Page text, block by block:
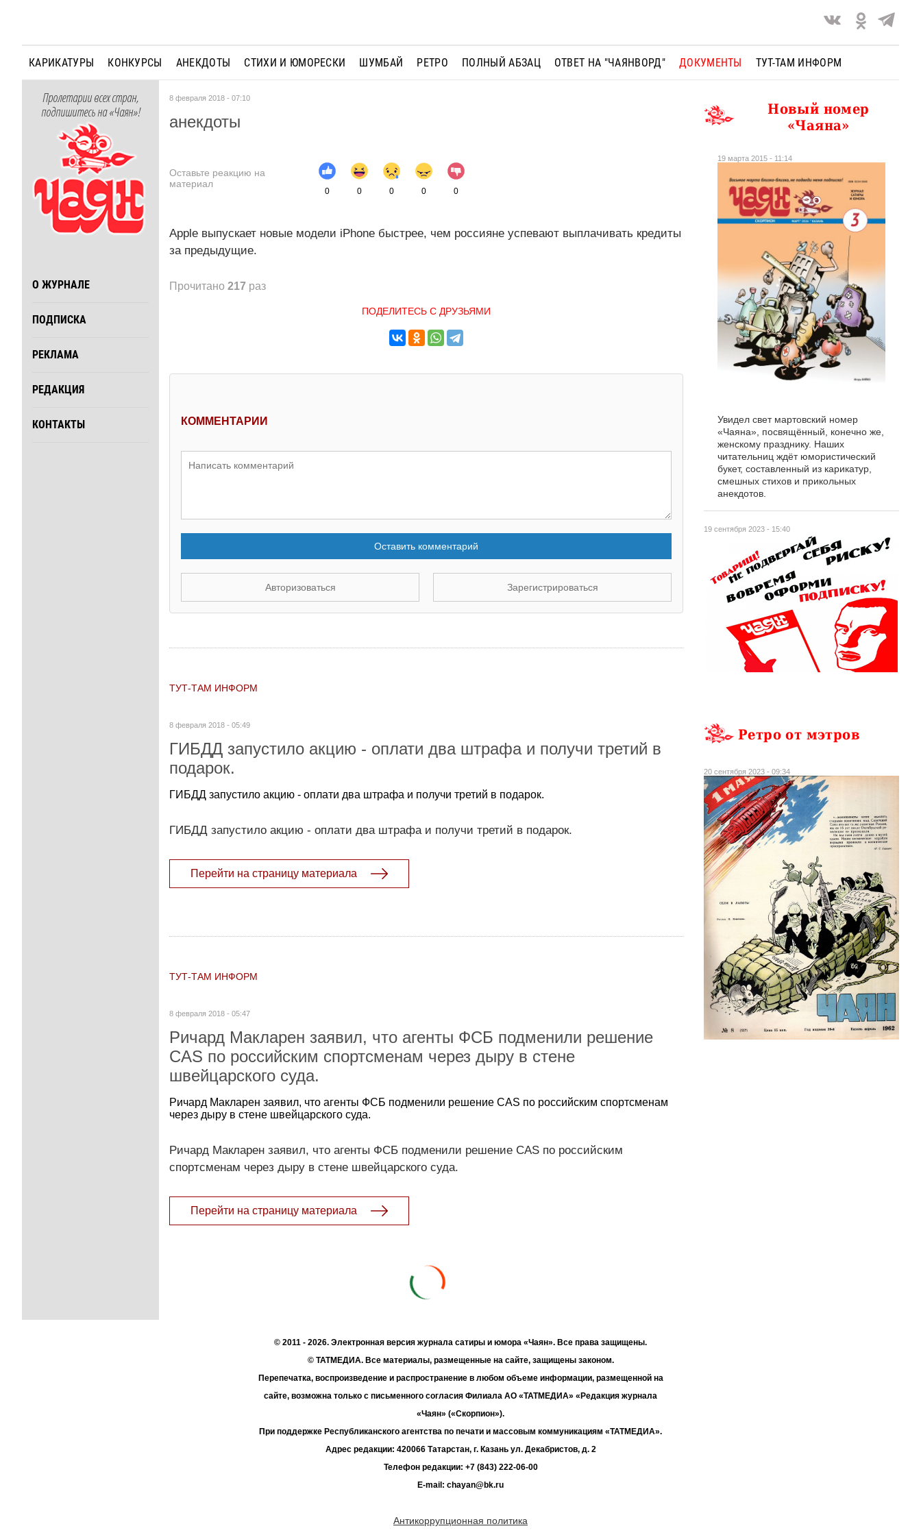
КАРИКАТУРЫ КОНКУРСЫ АНЕКДОТЫ СТИХИ И ЮМОРЕСКИ ШУМБАЙ РЕТРО ПОЛНЫЙ АБЗАЦ ОТВЕТ НА "ЧАЯНВОРД" ДОКУМЕНТЫ ТУТ-ТАМ ИНФОРМ
Пролетарии всех стран,
подпишитесь на «Чаян»!
О ЖУРНАЛЕ
ПОДПИСКА
РЕКЛАМА
РЕДАКЦИЯ
КОНТАКТЫ
8 февраля 2018 - 07:10
анекдоты
Оставьте реакцию на
материал
0 0 0 0 0
Apple выпускает новые модели iPhone быстрее, чем россияне успевают выплачивать кредиты
за предыдущие.
Прочитано 217 раз
ПОДЕЛИТЕСЬ С ДРУЗЬЯМИ
КОММЕНТАРИИ
Оставить комментарий
Авторизоваться Зарегистрироваться
ТУТ-ТАМ ИНФОРМ
8 февраля 2018 - 05:49
ГИБДД запустило акцию - оплати два штрафа и получи третий в
подарок.
ГИБДД запустило акцию - оплати два штрафа и получи третий в подарок.
ГИБДД запустило акцию - оплати два штрафа и получи третий в подарок.
Перейти на страницу материала
ТУТ-ТАМ ИНФОРМ
8 февраля 2018 - 05:47
Ричард Макларен заявил, что агенты ФСБ подменили решение
CAS по российским спортсменам через дыру в стене
швейцарского суда.
Ричард Макларен заявил, что агенты ФСБ подменили решение CAS по российским спортсменам
через дыру в стене швейцарского суда.
Ричард Макларен заявил, что агенты ФСБ подменили решение CAS по российским
спортсменам через дыру в стене швейцарского суда.
Перейти на страницу материала
19 сентября 2023 - 15:40
Новый номер
«Чаяна»
19 марта 2015 - 11:14
Увидел свет мартовский номер
«Чаяна», посвящённый, конечно же,
женскому празднику. Наших
читательниц ждёт юмористический
букет, составленный из карикатур,
смешных стихов и прикольных
анекдотов.
Ретро от мэтров
20 сентября 2023 - 09:34
© 2011 - 2026. Электронная версия журнала сатиры и юмора «Чаян». Все права защищены.
© ТАТМЕДИА. Все материалы, размещенные на сайте, защищены законом.
Перепечатка, воспроизведение и распространение в любом объеме информации, размещенной на
сайте, возможна только с письменного согласия Филиала АО «ТАТМЕДИА» «Редакция журнала
«Чаян» («Скорпион»).
При поддержке Республиканского агентства по печати и массовым коммуникациям «ТАТМЕДИА».
Адрес редакции: 420066 Татарстан, г. Казань ул. Декабристов, д. 2
Телефон редакции: +7 (843) 222-06-00
E-mail: chayan@bk.ru
Антикоррупционная политика